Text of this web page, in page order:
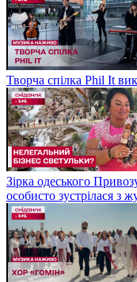
Творча спілка Phil It
Зірка одеського
особисто зустрілася з